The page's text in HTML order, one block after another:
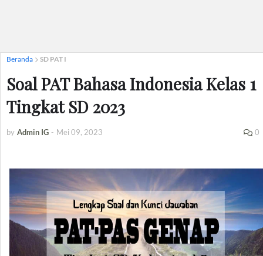
Beranda SD PAT I
Soal PAT Bahasa Indonesia Kelas 1
Tingkat SD 2023
by Admin IG - Mei 09, 2023 0